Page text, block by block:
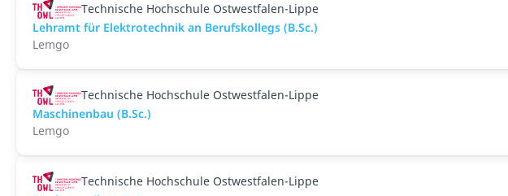
Technische Hochschule Ostwestfalen-Lippe
Lehramt für Elektrotechnik an Berufskollegs (B.Sc.)
Lemgo
Technische Hochschule Ostwestfalen-Lippe
Maschinenbau (B.Sc.)
Lemgo
Technische Hochschule Ostwestfalen-Lippe